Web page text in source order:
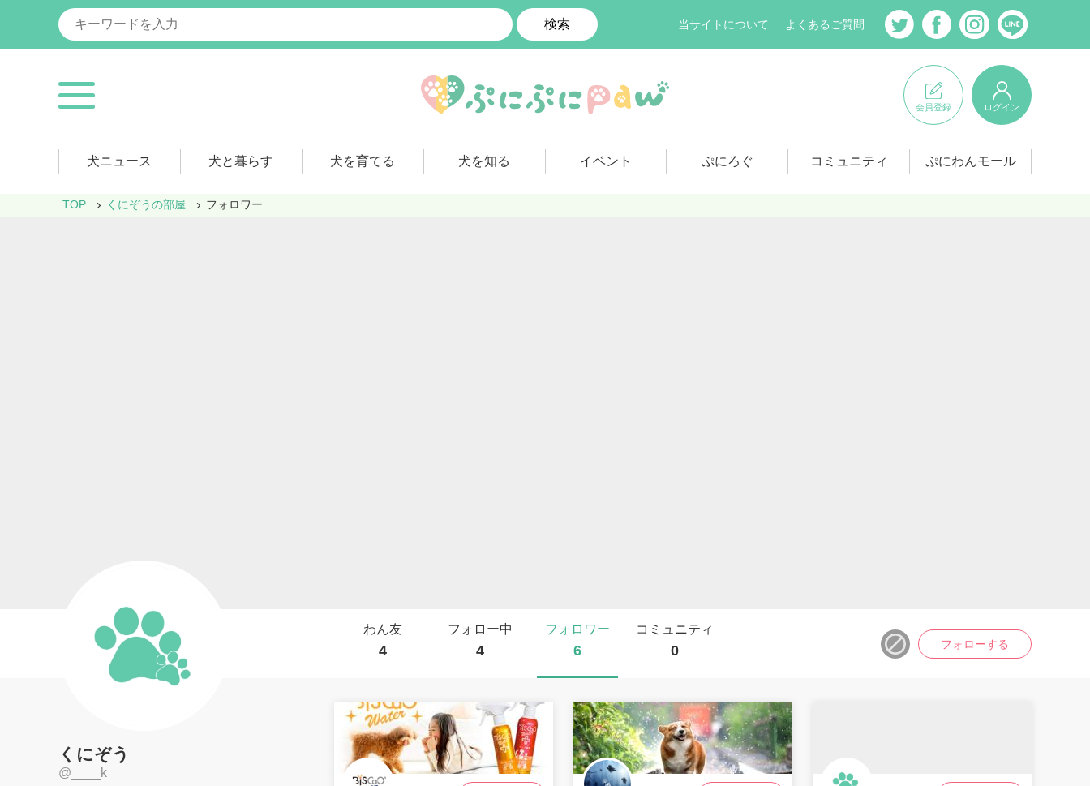
検索 当サイトについて よくあるご質問
会員登録 ログイン
犬ニュース 犬と暮らす 犬を育てる 犬を知る イベント ぷにろぐ コミュニティ ぷにわんモール
TOP くにぞうの部屋 フォロワー
わん友
4
フォロー中
4
フォロワー
6
コミュニティ
0 フォローする
くにぞう
@____k